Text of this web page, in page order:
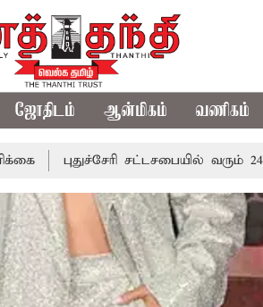
ஜோதிடம் ஆன்மிகம் வணிகம்
சட்டசபையில் வரும் 24ம் தேதி